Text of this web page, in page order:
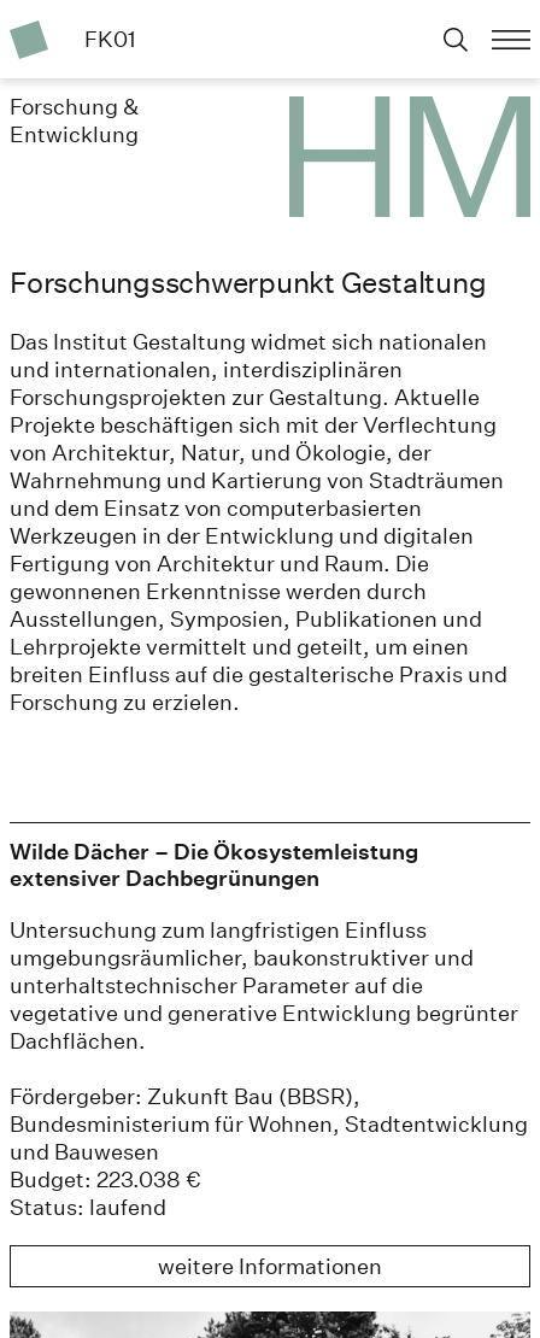
FK01
Forschung &
Entwicklung
Forschungsschwerpunkt Gestaltung
Das Institut Gestaltung widmet sich nationalen
und internationalen, interdisziplinären
Forschungsprojekten zur Gestaltung. Aktuelle
Projekte beschäftigen sich mit der Verflechtung
von Architektur, Natur, und Ökologie, der
Wahrnehmung und Kartierung von Stadträumen
und dem Einsatz von computerbasierten
Werkzeugen in der Entwicklung und digitalen
Fertigung von Architektur und Raum. Die
gewonnenen Erkenntnisse werden durch
Ausstellungen, Symposien, Publikationen und
Lehrprojekte vermittelt und geteilt, um einen
breiten Einfluss auf die gestalterische Praxis und
Forschung zu erzielen.
Wilde Dächer – Die Ökosystemleistung
extensiver Dachbegrünungen
Untersuchung zum langfristigen Einfluss
umgebungsräumlicher, baukonstruktiver und
unterhaltstechnischer Parameter auf die
vegetative und generative Entwicklung begrünter
Dachflächen.
Fördergeber: Zukunft Bau (BBSR),
Bundesministerium für Wohnen, Stadtentwicklung
und Bauwesen
Budget: 223.038 €
Status: laufend
weitere Informationen